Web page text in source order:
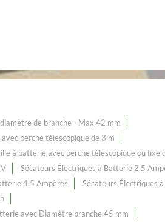
de branche - Max 42 mm
perche télescopique de 3 m
à batterie avec perche télescopique ou fixe
Sécateurs Électriques à Batterie 2.5
4.5 Ampères
Sécateurs Électriques
avec Diamètre branche 45 mm